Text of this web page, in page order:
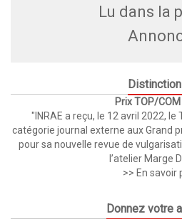
Lu dans la
Distinction
Prix TOP/
"INRAE a reçu, le 12 avril 2022, le
catégorie journal externe aux Grand
pour sa nouvelle revue de
l’atelier Marge
>> En savoir
Donnez votre